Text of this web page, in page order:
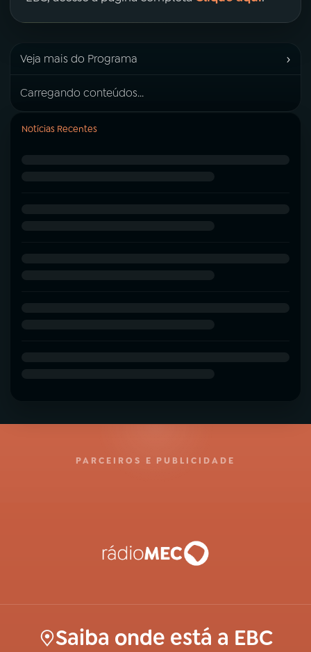
Veja mais do Programa ›
Carregando conteúdos...
Notícias Recentes
PARCEIROS E PUBLICIDADE
Saiba onde está a EBC